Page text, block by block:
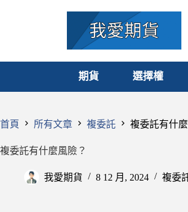
期貨 選擇權
首頁 所有文章 複委託 複委託有什
複委託有什麼風險？
我愛期貨 8 12 月, 2024 複委